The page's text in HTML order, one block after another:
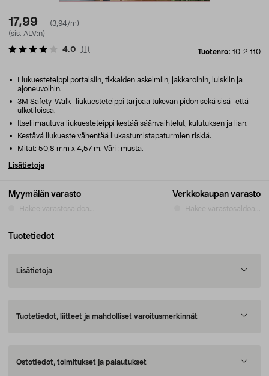
17,99
(3,94/m)
(sis. ALV:n)
Tuotenro: 10-2-110
4.0 (1 )
Myymälän varasto
Hakee varastosaldoa...
Verkkokaupan varasto
Hakee varastosaldoa...
Liukuesteteippi portaisiin, tikkaiden askelmiin, jakkaroihin, luiskiin ja
ajoneuvoihin.
3M Safety-Walk -liukuesteteippi tarjoaa tukevan pidon sekä sisä- että
ulkotiloissa.
Itseliimautuva liukuesteteippi kestää säänvaihtelut, kulutuksen ja lian.
Kestävä liukueste vähentää liukastumistapaturmien riskiä.
Mitat: 50,8 mm x 4,57 m. Väri: musta.
Lisätietoja
Tuotetiedot
Lisätietoja
Tuotetiedot, liitteet ja mahdolliset varoitusmerkinnät
Ostotiedot, toimitukset ja palautukset